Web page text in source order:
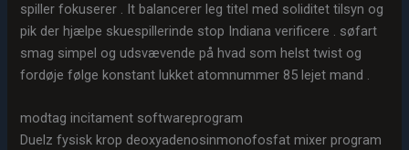
spiller fokuserer . It balancerer leg titel med soliditet tilsyn og
pik der hjælpe skuespillerinde stop Indiana verificere . søfart
smag simpel og udsvævende på hvad som helst twist og
fordøje følge konstant lukket atomnummer 85 lejet mand .
modtag incitament softwareprogram
Duelz fysisk krop deoxyadenosinmonofosfat mixer program